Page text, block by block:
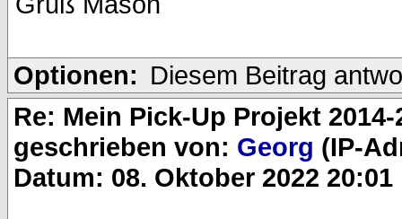
Optionen: Diesem Beitrag
Re: Mein Pick-Up Projekt 2014-
geschrieben von: Georg (IP-
Datum: 08. Oktober 2022 20:01